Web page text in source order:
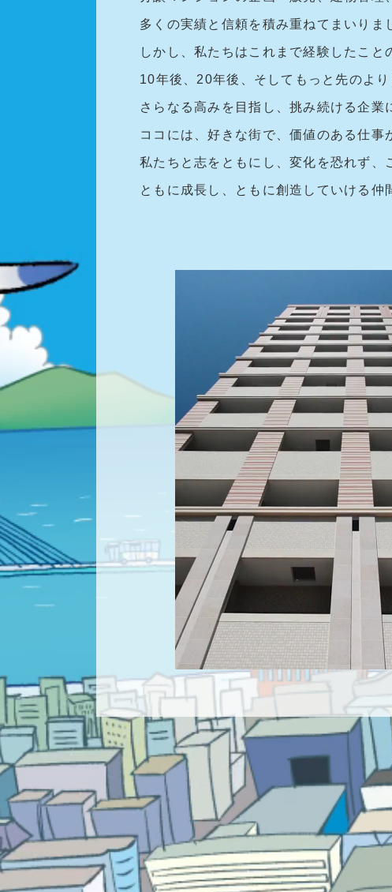
多くの実績と信頼を積み重ねてまいりま
しかし、私たちはこれまで経験したこと
10年後、20年後、そしてもっと先のより
さらなる高みを目指し、挑み続ける企業
ココには、好きな街で、価値のある仕事
私たちと志をともにし、変化を恐れず、
ともに成長し、ともに創造していける仲